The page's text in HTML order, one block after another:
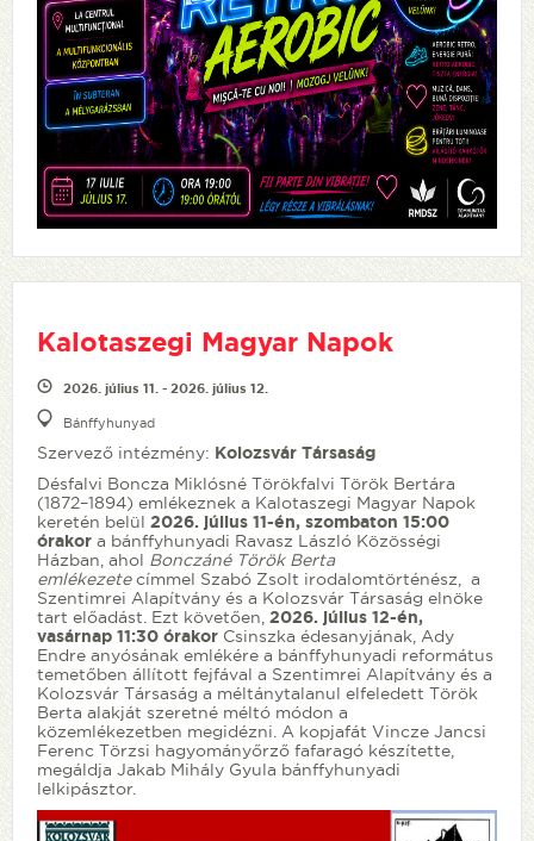
Kalotaszegi Magyar Napok
2026. július 11. - 2026. július 12.
Bánffyhunyad
Szervező intézmény: Kolozsvár Társaság
Désfalvi Boncza Miklósné Törökfalvi Török Bertára
(1872–1894) emlékeznek a Kalotaszegi Magyar Napok
keretén belül 2026. július 11-én, szombaton 15:00
órakor a bánffyhunyadi Ravasz László Közösségi
Házban, ahol Bonczáné Török Berta
emlékezetecímmel Szabó Zsolt irodalomtörténész, a
Szentimrei Alapítvány és a Kolozsvár Társaság elnöke
tart előadást. Ezt követően, 2026. július 12-én,
vasárnap 11:30 órakor Csinszka édesanyjának, Ady
Endre anyósának emlékére a bánffyhunyadi református
temetőben állított fejfával a Szentimrei Alapítvány és a
Kolozsvár Társaság a méltánytalanul elfeledett Török
Berta alakját szeretné méltó módon a
közemlékezetben megidézni. A kopjafát Vincze Jancsi
Ferenc Törzsi hagyományőrző fafaragó készítette,
megáldja Jakab Mihály Gyula bánffyhunyadi
lelkipásztor.